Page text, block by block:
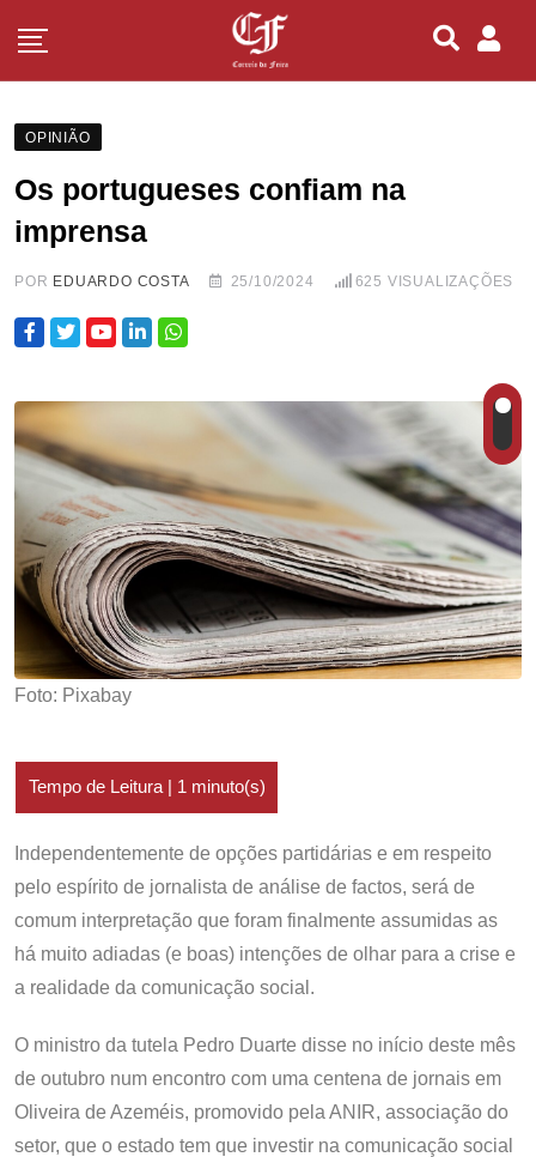
OPINIÃO
Os portugueses confiam na
imprensa
POR EDUARDO COSTA 25/10/2024 625 VISUALIZAÇÕES
Foto: Pixabay
Independentemente de opções partidárias e em respeito
pelo espírito de jornalista de análise de factos, será de
comum interpretação que foram finalmente assumidas as
há muito adiadas (e boas) intenções de olhar para a crise e
a realidade da comunicação social.
O ministro da tutela Pedro Duarte disse no início deste mês
de outubro num encontro com uma centena de jornais em
Oliveira de Azeméis, promovido pela ANIR, associação do
setor, que o estado tem que investir na comunicação social